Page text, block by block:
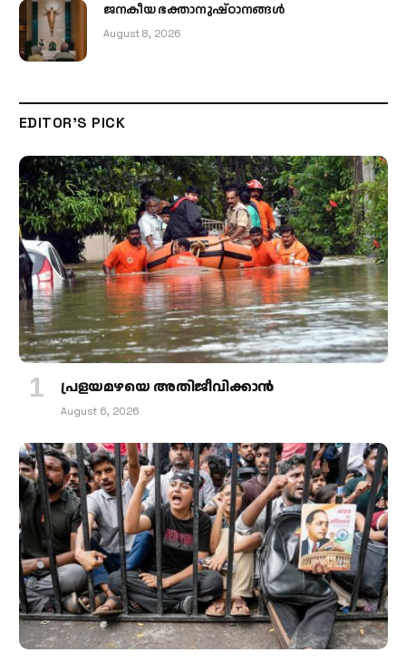
ജനകീയ ഭക്താനുഷ്ഠാനങ്ങള്‍
August 8, 2026
EDITOR'S PICK
പ്രളയമഴയെ അതിജീവിക്കാന്‍
August 6, 2026